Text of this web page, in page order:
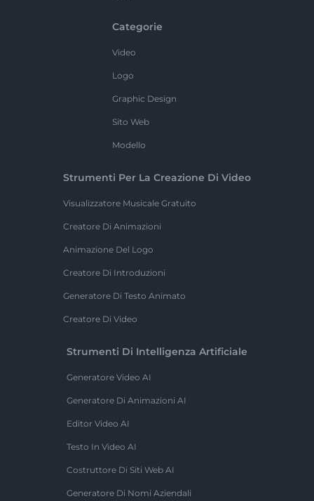
Categorie
Video
Logo
Graphic Design
Sito Web
Modello
Strumenti Per La Creazione Di Video
Visualizzatore Musicale Gratuito
Creatore Di Animazioni
Animazione Del Logo
Creatore Di Introduzioni
Generatore Di Testo Animato
Creatore Di Video
Strumenti Di Intelligenza Artificiale
Generatore Video AI
Generatore Di Animazioni AI
Editor Video AI
Testo In Video AI
Costruttore Di Siti Web AI
Generatore Di Nomi Aziendali